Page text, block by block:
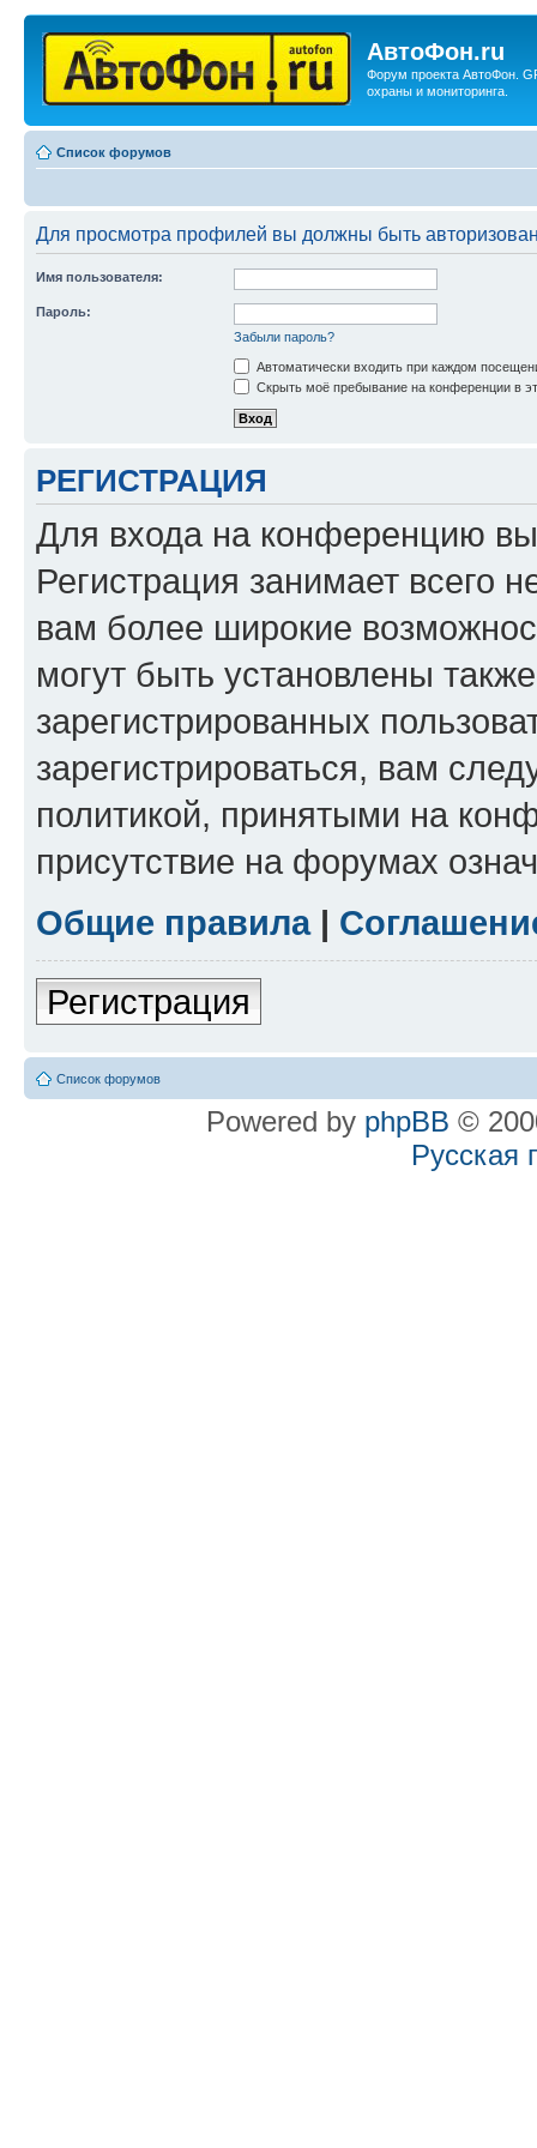
АвтоФон.ru
Форум проекта АвтоФон.
охраны и мониторинга.
Список форумов
Для просмотра профилей вы должны быть
Имя пользователя:
Пароль:
Забыли пароль?
Автоматически входить при каждом
Скрыть моё пребывание на конференции в
РЕГИСТРАЦИЯ
Для входа на конференцию
Регистрация занимает всего
вам более широкие
могут быть установлены
зарегистрированных
зарегистрироваться, вам
политикой, принятыми на
присутствие на форумах
Общие правила|
Регистрация
Список форумов
Powered by phpBB ©
Русская